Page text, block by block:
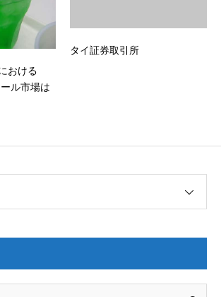
おける
ル市場は
タイ証券取引所